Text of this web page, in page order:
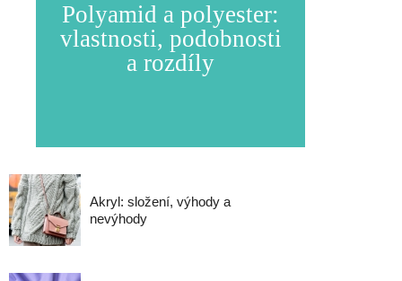
Polyamid a polyester:
vlastnosti, podobnosti
a rozdíly
Akryl: složení, výhody a
nevýhody